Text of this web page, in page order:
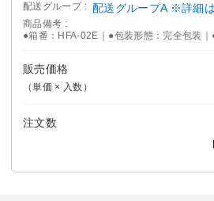
配送グループ
配送グループA ※詳細
商品備考
●箱番：HFA-02E｜●包装形態：完全包装
販売価格
（単価 × 入数）
注文数